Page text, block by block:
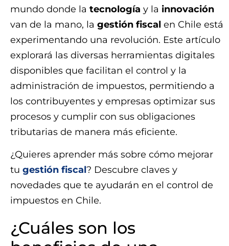
mundo donde la tecnología y la innovación
van de la mano, la gestión fiscal en Chile está
experimentando una revolución. Este artículo
explorará las diversas herramientas digitales
disponibles que facilitan el control y la
administración de impuestos, permitiendo a
los contribuyentes y empresas optimizar sus
procesos y cumplir con sus obligaciones
tributarias de manera más eficiente.
¿Quieres aprender más sobre cómo mejorar
tu gestión fiscal? Descubre claves y
novedades que te ayudarán en el control de
impuestos en Chile.
¿Cuáles son los